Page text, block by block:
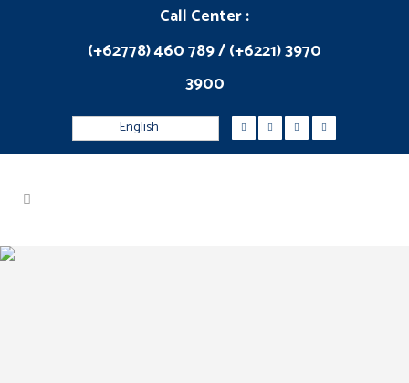
Call Center :
(+62778) 460 789 / (+6221) 3970
3900
English